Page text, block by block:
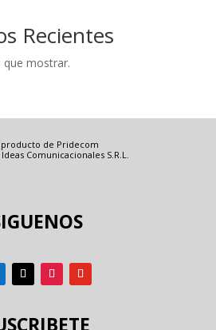
Recientes
mostrar.
producto de Pridecom
Comunicacionales S.R.L.